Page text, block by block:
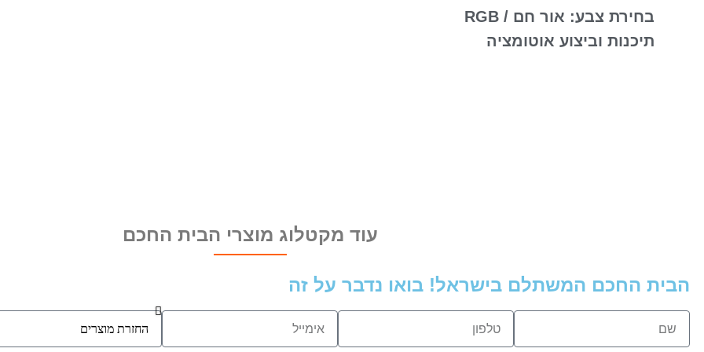
בחירת צבע: אור חם / RGB
תיכנות וביצוע אוטומציה
עוד מקטלוג מוצרי הבית החכם
הבית החכם המשתלם בישראל! בואו נדבר על זה